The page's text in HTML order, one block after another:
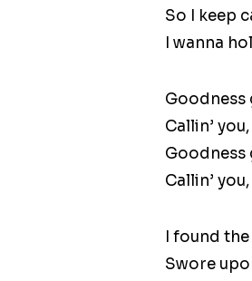
So I keep
I wanna
Goodness
Callin’
Goodness
Callin’
I found
Swore